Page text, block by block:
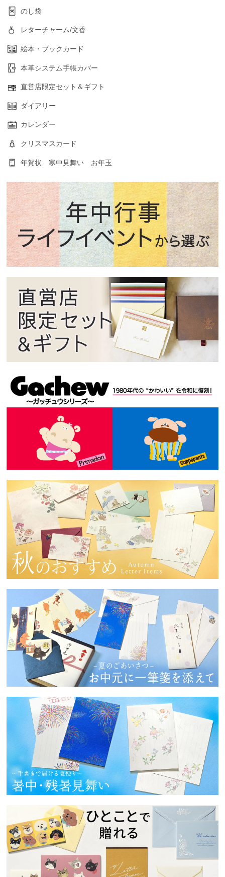
のし袋
レターチャーム/文香
絵本・ブックカード
本革システム手帳カバー
直営店限定セット＆ギフト
ダイアリー
カレンダー
クリスマスカード
年賀状 寒中見舞い お年玉